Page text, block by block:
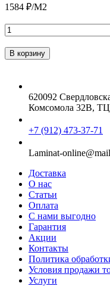
1584 ₽/М2
620092
Комсомола 32В,
+7 (912) 473-37-71
Laminat-
Доставка
О нас
Статьи
Оплата
С нами выгодно
Гарантия
Акции
Контакты
Политика
Условия продажи
Услуги